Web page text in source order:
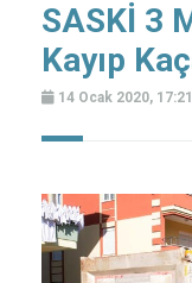
SASKİ 3
Kayıp
14 Ocak 2020, 17:21